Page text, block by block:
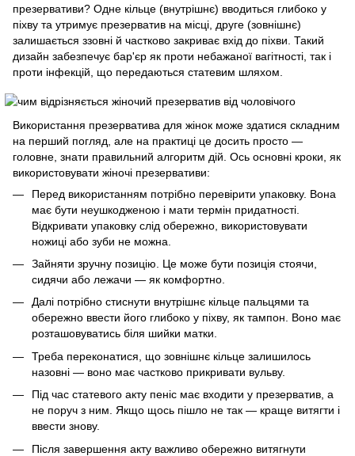
презервативи? Одне кільце (внутрішнє) вводиться глибоко у
піхву та утримує презерватив на місці, друге (зовнішнє)
залишається ззовні й частково закриває вхід до піхви. Такий
дизайн забезпечує бар'єр як проти небажаної вагітності, так і
проти інфекцій, що передаються статевим шляхом.
Використання презерватива для жінок може здатися складним
на перший погляд, але на практиці це досить просто —
головне, знати правильний алгоритм дій. Ось основні кроки, як
використовувати жіночі презервативи:
Перед використанням потрібно перевірити упаковку. Вона
має бути неушкодженою і мати термін придатності.
Відкривати упаковку слід обережно, використовувати
ножиці або зуби не можна.
Зайняти зручну позицію. Це може бути позиція стоячи,
сидячи або лежачи — як комфортно.
Далі потрібно стиснути внутрішнє кільце пальцями та
обережно ввести його глибоко у піхву, як тампон. Воно має
розташовуватись біля шийки матки.
Треба переконатися, що зовнішнє кільце залишилось
назовні — воно має частково прикривати вульву.
Під час статевого акту пеніс має входити у презерватив, а
не поруч з ним. Якщо щось пішло не так — краще витягти і
ввести знову.
Після завершення акту важливо обережно витягнути